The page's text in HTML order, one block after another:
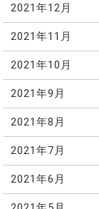
2021年12月
2021年11月
2021年10月
2021年9月
2021年8月
2021年7月
2021年6月